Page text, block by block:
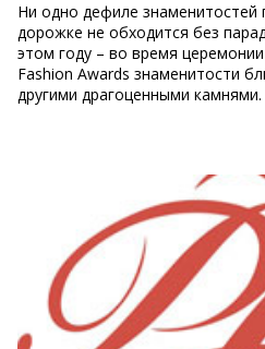
Ни одно дефиле знаменитостей
дорожке не обходится без
этом году – во время
Fashion Awards знаменитости
другими драгоценными камнями.